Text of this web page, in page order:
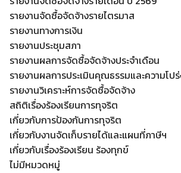
รายงานจัดซื้อจัดจ้างรายไตรมาส
รายงานทางการเงิน
รายงานประชุมสภา
รายงานผลการจัดซื้อจัดจ้างประจำเดือน
รายงานผลการประเมินคุณธรรมและความโปร่
รายงานวิเคราะห์การจัดซื้อจัดจ้าง
สถิติเรื่องร้องเรียนการทุจริต
เกี่ยวกับการป้องกันการทุจริต
เกี่ยวกับงานจัดเก็บรายได้และแผนที่ภาษีฯ
เกี่ยวกับเรื่องร้องเรียน ร้องทุกข์
ไม่มีหมวดหมู่